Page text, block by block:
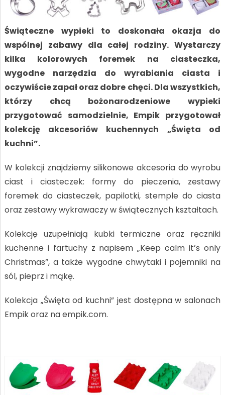
Świąteczne wypieki to doskonała okazja do
wspólnej zabawy dla całej rodziny. Wystarczy
kilka kolorowych foremek na ciasteczka,
wygodne narzędzia do wyrabiania ciasta i
oczywiście zapał oraz dobre chęci. Dla wszystkich,
którzy chcą bożonarodzeniowe wypieki
przygotować samodzielnie, Empik przygotował
kolekcję akcesoriów kuchennych „Święta od
kuchni”.
W kolekcji znajdziemy silikonowe akcesoria do wyrobu
ciast i ciasteczek: formy do pieczenia, zestawy
foremek do ciasteczek, papilotki, stemple do ciasta
oraz zestawy wykrawaczy w świątecznych kształtach.
Kolekcję uzupełniają kubki termiczne oraz ręczniki
kuchenne i fartuchy z napisem „Keep calm it’s only
Christmas”, a także wygodne chwytaki i pojemniki na
sól, pieprz i mąkę.
Kolekcja „Święta od kuchni” jest dostępna w salonach
Empik oraz na empik.com.